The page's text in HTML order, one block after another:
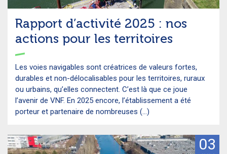
Rapport d’activité 2025 : nos
actions pour les territoires
Les voies navigables sont créatrices de valeurs fortes,
durables et non-délocalisables pour les territoires, ruraux
ou urbains, qu’elles connectent. C’est là que ce joue
l’avenir de VNF. En 2025 encore, l’établissement a été
porteur et partenaire de nombreuses (...)
03